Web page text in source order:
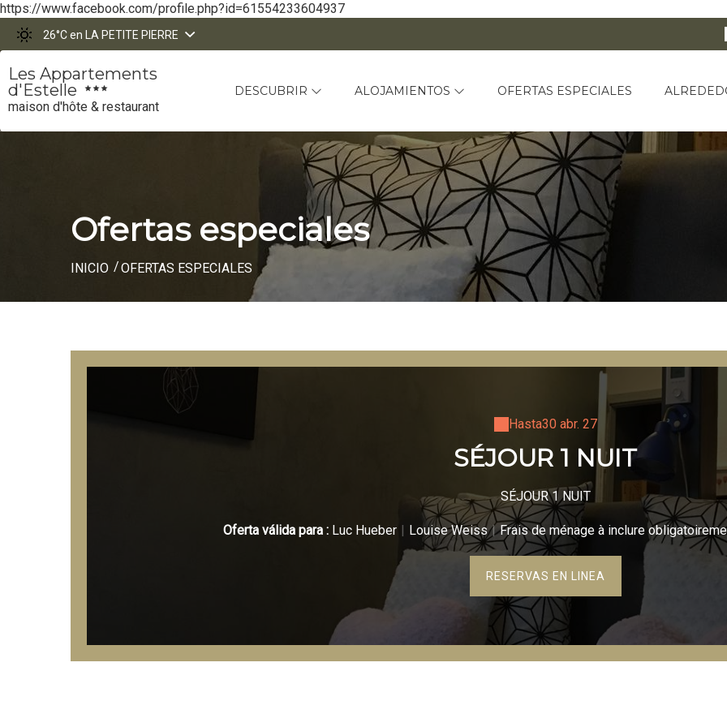
https://www.facebook.com/profile.php?id=61554233604937
26°Cen LA PETITE PIERRE
Les Appartements
d'Estelle
maison d'hôte & restaurant
DESCUBRIR ALOJAMIENTOS OFERTAS ESPECIALES
Ofertas especiales
INICIO OFERTAS ESPECIALES
Hasta30 abr. 27
SÉJOUR 1 NUIT
SÉJOUR 1 NUIT
Oferta válida para : Luc Hueber | Louise Weiss | Frais de ménage à inclure
RESERVAS EN LINEA